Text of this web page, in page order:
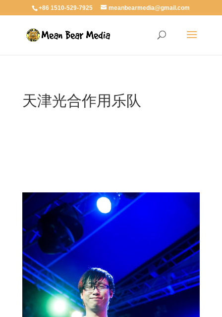
+86 1510-529-7925 meanbearmedia@gmail.com
天津光合作用乐队